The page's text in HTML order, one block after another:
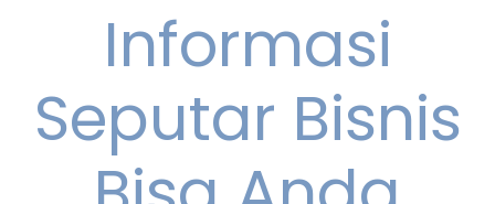
Informasi
Seputar Bisnis